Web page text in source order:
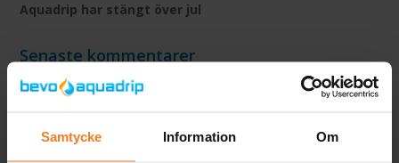
Samtycke Information Om
Aquadrip har stängt över jul
Senaste kommentarer
juni 2026